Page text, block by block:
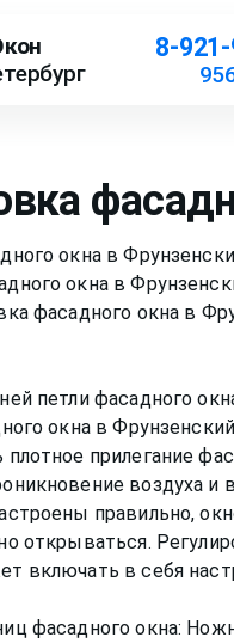
8-
окна в
окна в
фасадного окна в
петли фасадного
окна в
прилегание
воздуха и
правильно,
открываться.
включать в себя
фасадного окна: